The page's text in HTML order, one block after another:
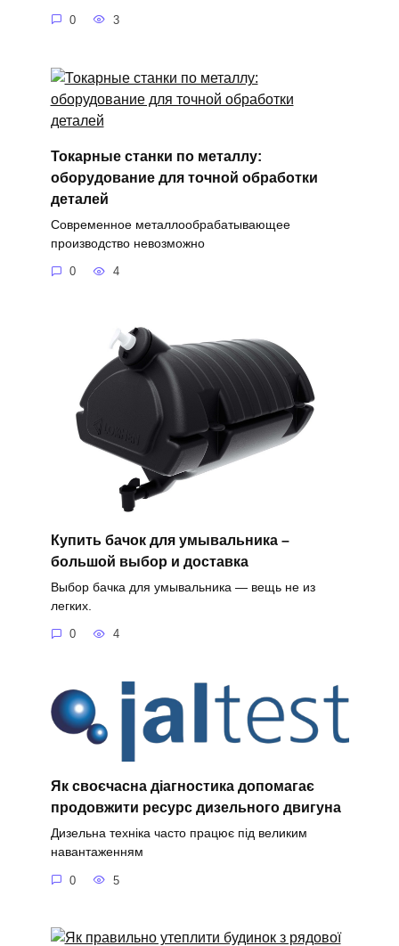
0 3
Токарные станки по металлу:
оборудование для точной обработки
деталей
Современное металлообрабатывающее
производство невозможно
0 4
Купить бачок для умывальника –
большой выбор и доставка
Выбор бачка для умывальника — вещь не из
легких.
0 4
Як своєчасна діагностика допомагає
продовжити ресурс дизельного двигуна
Дизельна техніка часто працює під великим
навантаженням
0 5